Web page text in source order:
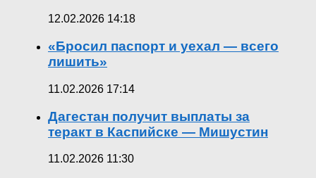
12.02.2026 14:18
«Бросил паспорт и уехал — всего
лишить»
11.02.2026 17:14
Дагестан получит выплаты за
теракт в Каспийске — Мишустин
11.02.2026 11:30